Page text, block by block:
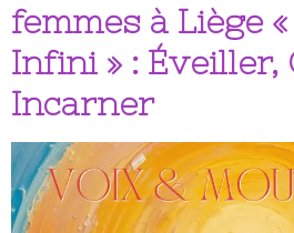
femmes à Liège
Infini » : Éveiller,
Incarner